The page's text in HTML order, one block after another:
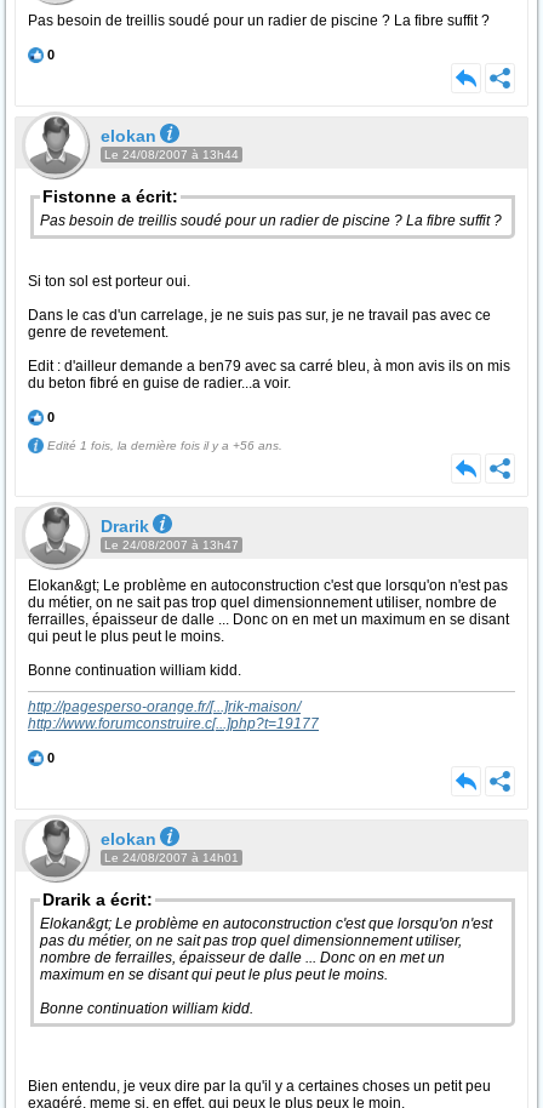
Pas besoin de treillis soudé pour un radier de piscine ? La fibre suffit ?
0
elokan
Le 24/08/2007 à 13h44
Fistonne a écrit:
Pas besoin de treillis soudé pour un radier de piscine ? La fibre suffit ?
Si ton sol est porteur oui.
Dans le cas d'un carrelage, je ne suis pas sur, je ne travail pas avec ce
genre de revetement.
Edit : d'ailleur demande a ben79 avec sa carré bleu, à mon avis ils on mis
du beton fibré en guise de radier...a voir.
0
Edité 1 fois, la dernière fois il y a +56 ans.
Drarik
Le 24/08/2007 à 13h47
Elokan&gt; Le problème en autoconstruction c'est que lorsqu'on n'est pas
du métier, on ne sait pas trop quel dimensionnement utiliser, nombre de
ferrailles, épaisseur de dalle ... Donc on en met un maximum en se disant
qui peut le plus peut le moins.
Bonne continuation william kidd.
http://pagesperso-orange.fr/[...]rik-maison/
http://www.forumconstruire.c[...]php?t=19177
0
elokan
Le 24/08/2007 à 14h01
Drarik a écrit:
Elokan&gt; Le problème en autoconstruction c'est que lorsqu'on n'est
pas du métier, on ne sait pas trop quel dimensionnement utiliser,
nombre de ferrailles, épaisseur de dalle ... Donc on en met un
maximum en se disant qui peut le plus peut le moins.
Bonne continuation william kidd.
Bien entendu, je veux dire par la qu'il y a certaines choses un petit peu
exagéré, meme si, en effet, qui peux le plus peux le moin.